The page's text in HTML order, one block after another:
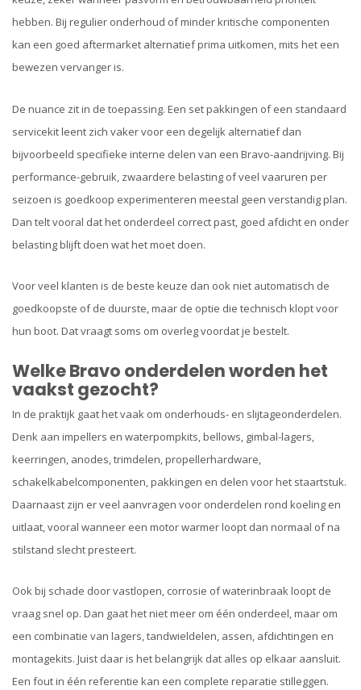
hebben. Bij regulier onderhoud of minder kritische componenten
kan een goed aftermarket alternatief prima uitkomen, mits het een
bewezen vervanger is.
De nuance zit in de toepassing. Een set pakkingen of een standaard
servicekit leent zich vaker voor een degelijk alternatief dan
bijvoorbeeld specifieke interne delen van een Bravo-aandrijving. Bij
performance-gebruik, zwaardere belasting of veel vaaruren per
seizoen is goedkoop experimenteren meestal geen verstandig plan.
Dan telt vooral dat het onderdeel correct past, goed afdicht en onder
belasting blijft doen wat het moet doen.
Voor veel klanten is de beste keuze dan ook niet automatisch de
goedkoopste of de duurste, maar de optie die technisch klopt voor
hun boot. Dat vraagt soms om overleg voordat je bestelt.
Welke Bravo onderdelen worden het
vaakst gezocht?
In de praktijk gaat het vaak om onderhouds- en slijtageonderdelen.
Denk aan impellers en waterpompkits, bellows, gimbal-lagers,
keerringen, anodes, trimdelen, propellerhardware,
schakelkabelcomponenten, pakkingen en delen voor het staartstuk.
Daarnaast zijn er veel aanvragen voor onderdelen rond koeling en
uitlaat, vooral wanneer een motor warmer loopt dan normaal of na
stilstand slecht presteert.
Ook bij schade door vastlopen, corrosie of waterinbraak loopt de
vraag snel op. Dan gaat het niet meer om één onderdeel, maar om
een combinatie van lagers, tandwieldelen, assen, afdichtingen en
montagekits. Juist daar is het belangrijk dat alles op elkaar aansluit.
Een fout in één referentie kan een complete reparatie stilleggen.